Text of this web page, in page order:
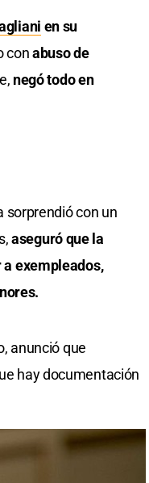
en su
conabuso de
negó todo en
sorprendió con un
aseguró que la
a exempleados,
anunció que
hay documentación